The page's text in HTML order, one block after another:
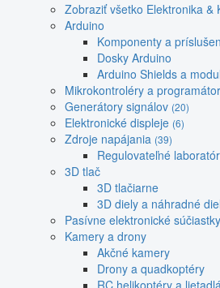
Zobraziť všetko Elektronika &
Arduino
Komponenty a
Dosky Arduino
Arduino Shields a
Mikrokontroléry a
Generátory signálov (20)
Elektronické displeje (6)
Zdroje napájania (39)
Regulovateľné
3D tlač
3D tlačiarne
3D diely a náhradné
Pasívne elektronické súčiastky
Kamery a drony
Akčné kamery
Drony a quadkoptéry